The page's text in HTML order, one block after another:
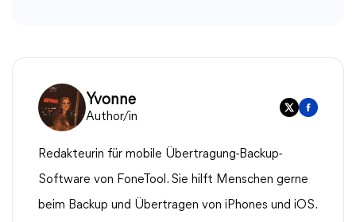
Yvonne
Author/in
Redakteurin für mobile Übertragung-Backup-
Software von FoneTool. Sie hilft Menschen gerne
beim Backup und Übertragen von iPhones und iOS.